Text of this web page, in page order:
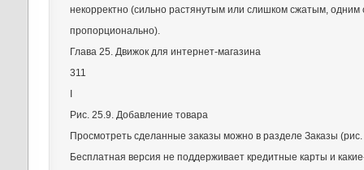
некорректно (сильно растянутым или слишком сжатым,
пропорционально).
Глава 25. Движок для интернет-магазина
311
Рис. 25.9. Добавление товара
Просмотреть сделанные заказы можно в разделе Заказы
Бесплатная версия не поддерживает кредитные карты и